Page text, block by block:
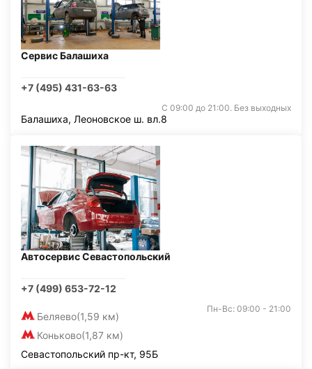
Сервис Балашиха
+7 (495) 431-63-63
С 09:00 до 21:00. Без выходных
Балашиха, Леоновское ш. вл.8
Автосервис Севастопольский
+7 (499) 653-72-12
Беляево(1,59 км)
Коньково(1,87 км)
Пн-Вс: 09:00 - 21:00
Севастопольский пр-кт, 95Б